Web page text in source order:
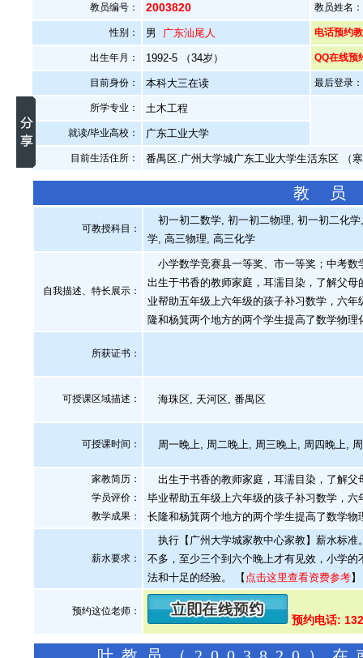
教员编号： 2003820 教员姓名
性别： 男 广东汕尾人 电话预约
出生年月： 1992-5 （34岁） QQ在线预
目前身份： 本科大三在读 最后登录
所学专业： 土木工程
就读/毕业高校： 广东工业大学
目前生活住所： 番禺区.广州大学城广东工业大学生活东区 （
教 员
可教授科目：
初一初二数学, 初一初二物理, 初一初二化
学, 高三物理, 高三化学
自我描述、特长展示 ：
小学数学竞赛县一等奖、市一等奖；中考数
出生于书香的教师家庭，耳濡目染，了解父
业帮助五年级上六年级的孩子补习数学，六
隆和杨箕两个地方的两个学生提高了数学物
所获证书 ：
可授课区域描述： 海珠区, 天河区, 番禺区
可授课时间： 周一晚上, 周二晚上, 周三晚上, 周四晚上,
家教简历：
学员评价：
教学成果：
出生于书香的教师家庭，耳濡目染，了解父
毕业帮助五年级上六年级的孩子补习数学，
长隆和杨箕两个地方的两个学生提高了数学
薪水要求：
执行【广州大学城家教中心家教】薪水标
不多，至少三个到六个晚上才有见效，小学
法和十足的经验。
【 点击这里查看资费参考】
预约这位老师：
预约电话: